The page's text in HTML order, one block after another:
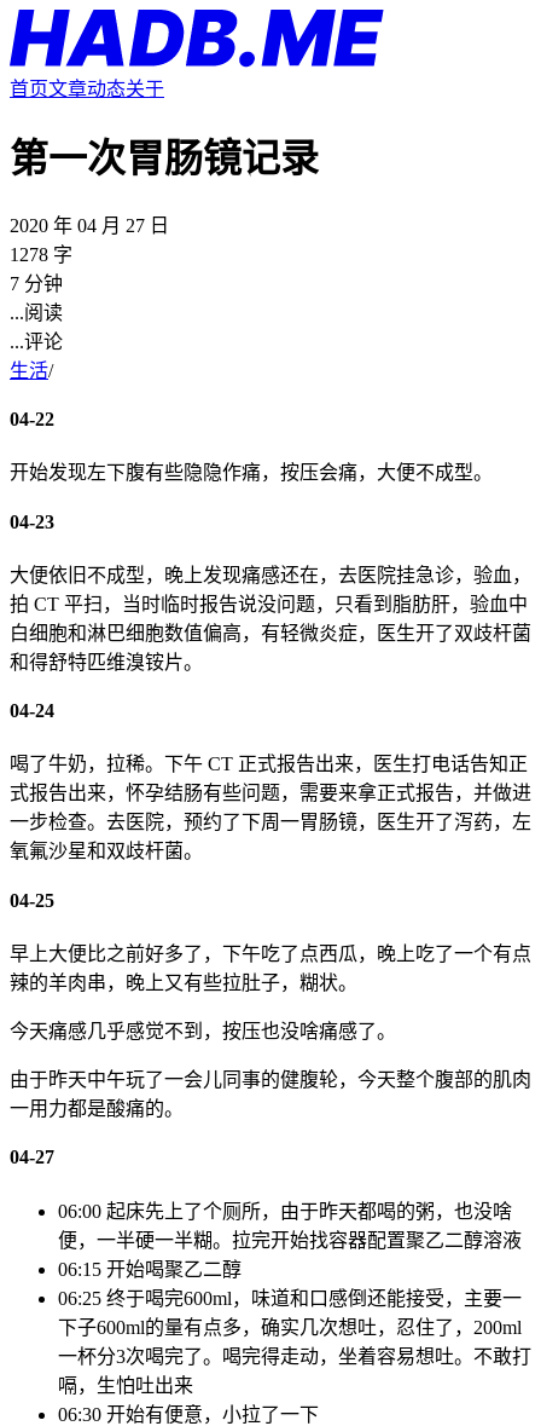
首页文章动态关于
第一次胃肠镜记录
2020 年 04 月 27 日
1278 字
7 分钟
...阅读
...评论
生活/
04-22
开始发现左下腹有些隐隐作痛，按压会痛，大便不成型。
04-23
大便依旧不成型，晚上发现痛感还在，去医院挂急诊，验血，
拍 CT 平扫，当时临时报告说没问题，只看到脂肪肝，验血中
白细胞和淋巴细胞数值偏高，有轻微炎症，医生开了双歧杆菌
和得舒特匹维溴铵片。
04-24
喝了牛奶，拉稀。下午 CT 正式报告出来，医生打电话告知正
式报告出来，怀孕结肠有些问题，需要来拿正式报告，并做进
一步检查。去医院，预约了下周一胃肠镜，医生开了泻药，左
氧氟沙星和双歧杆菌。
04-25
早上大便比之前好多了，下午吃了点西瓜，晚上吃了一个有点
辣的羊肉串，晚上又有些拉肚子，糊状。
今天痛感几乎感觉不到，按压也没啥痛感了。
由于昨天中午玩了一会儿同事的健腹轮，今天整个腹部的肌肉
一用力都是酸痛的。
04-27
06:00 起床先上了个厕所，由于昨天都喝的粥，也没啥
便，一半硬一半糊。拉完开始找容器配置聚乙二醇溶液
06:15 开始喝聚乙二醇
06:25 终于喝完600ml，味道和口感倒还能接受，主要一
下子600ml的量有点多，确实几次想吐，忍住了，200ml
一杯分3次喝完了。喝完得走动，坐着容易想吐。不敢打
嗝，生怕吐出来
06:30 开始有便意，小拉了一下